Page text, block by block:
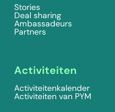
Stories
Deal sharing
Ambassadeurs
Partners
Activiteiten
Activiteitenkalender
Activiteiten van PYM